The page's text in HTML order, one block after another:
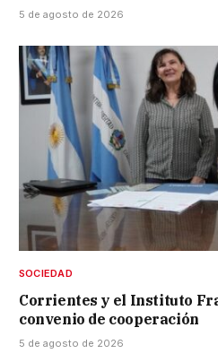
5 de agosto de 2026
SOCIEDAD
Corrientes y el Instituto
convenio de cooperación
5 de agosto de 2026